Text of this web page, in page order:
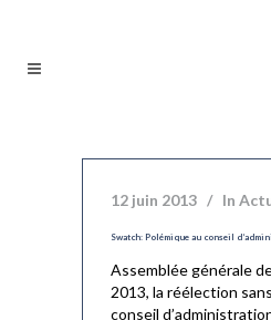
12 juin 2013 In
Swatch: Polémique au conseil
Assemblée générale
2013, la réélection
conseil